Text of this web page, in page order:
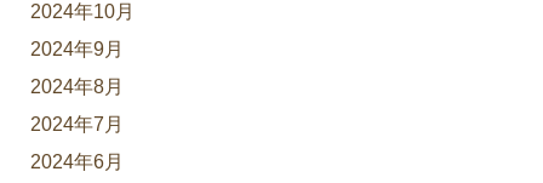
2024年10月
2024年9月
2024年8月
2024年7月
2024年6月